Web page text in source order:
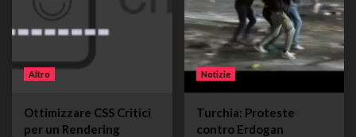
Altro
Ottimizzare CSS Critici
per un Rendering
Notizie
Turchia: Proteste
contro Erdogan